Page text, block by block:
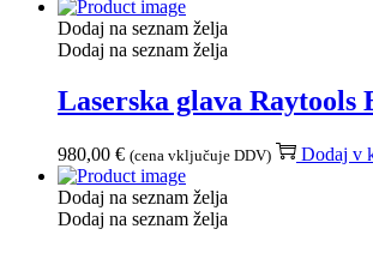
Dodaj na seznam želja
Dodaj na seznam želja
Laserska glava Raytools
980,00 € (cena vključuje DDV) Dodaj v
Dodaj na seznam želja
Dodaj na seznam želja